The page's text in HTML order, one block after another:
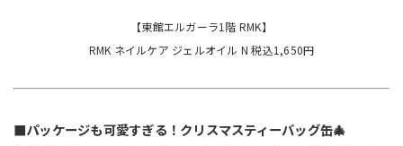
【東館エルガーラ1階 RMK】
RMK ネイルケア ジェルオイル N 税込1,650円
■パッケージも可愛すぎる！クリスマスティーバッグ缶🎄